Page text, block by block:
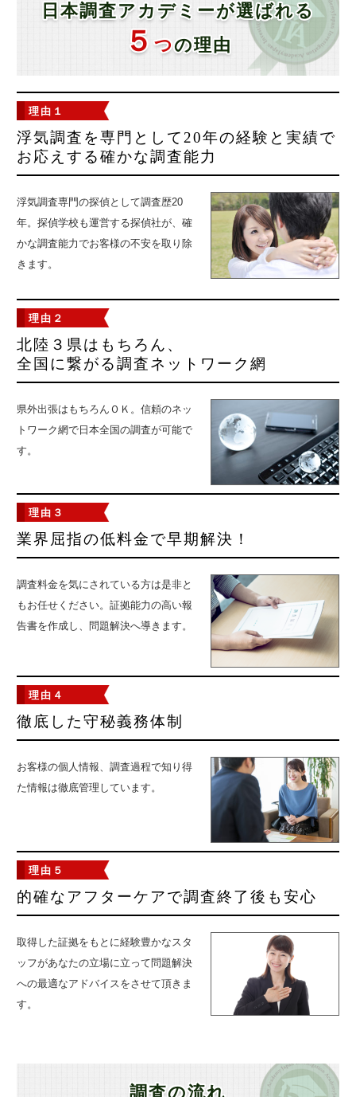
日本調査アカデミーが選ばれる
５つの理由
理由１
浮気調査を専門として20年の経験と実績で
お応えする確かな調査能力
浮気調査専門の探偵として調査歴20
年。探偵学校も運営する探偵社が、確
かな調査能力でお客様の不安を取り除
きます。
理由２
北陸３県はもちろん、
全国に繋がる調査ネットワーク網
県外出張はもちろんＯＫ。信頼のネッ
トワーク網で日本全国の調査が可能で
す。
理由３
業界屈指の低料金で早期解決！
調査料金を気にされている方は是非と
もお任せください。証拠能力の高い報
告書を作成し、問題解決へ導きます。
理由４
徹底した守秘義務体制
お客様の個人情報、調査過程で知り得
た情報は徹底管理しています。
理由５
的確なアフターケアで調査終了後も安心
取得した証拠をもとに経験豊かなスタ
ッフがあなたの立場に立って問題解決
への最適なアドバイスをさせて頂きま
す。
調査の流れ